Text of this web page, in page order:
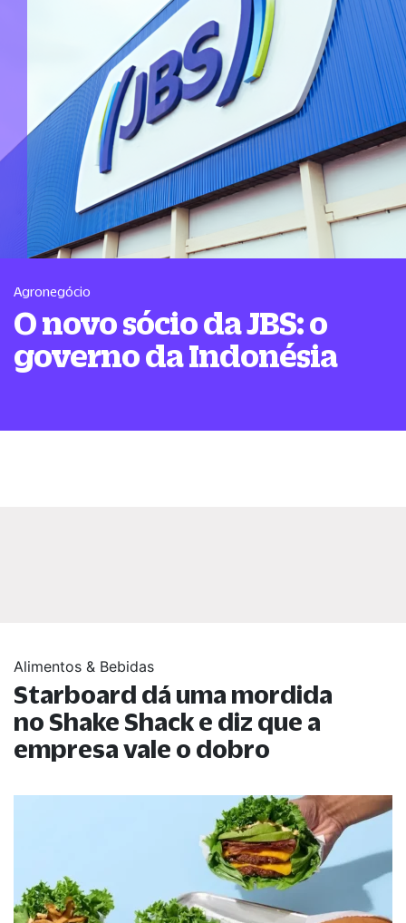
Agronegócio
O novo sócio da JBS: o
governo da Indonésia
Alimentos & Bebidas
Starboard dá uma mordida
no Shake Shack e diz que a
empresa vale o dobro